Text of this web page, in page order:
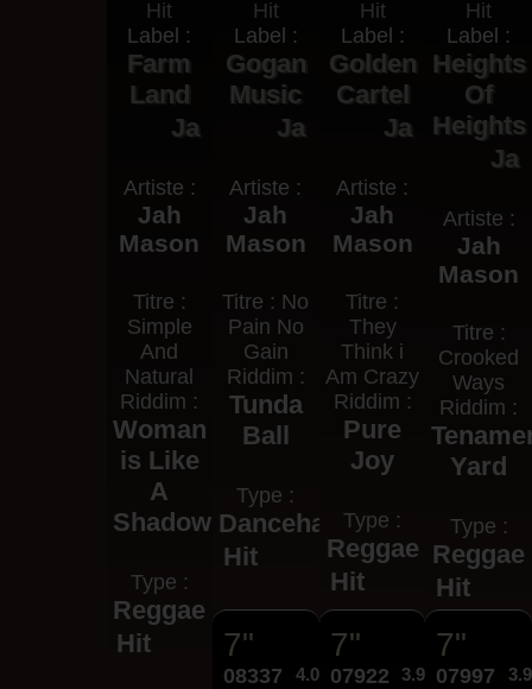
Label :
Farm
Land
Ja
Artiste :
Jah
Mason
Titre :
Simple
And
Natural
Riddim :
Woman
is Like
A
Shadow
Type :
Reggae
Hit
Label :
Gogan
Music
Ja
Artiste :
Jah
Mason
Titre : No
Pain No
Gain
Riddim :
Tunda
Ball
Type :
Dancehall
Hit
Label :
Golden
Cartel
Ja
Artiste :
Jah
Mason
Titre :
They
Think i
Am Crazy
Riddim :
Pure
Joy
Type :
Reggae
Hit
Label :
Heights
Of
Heights
Ja
Artiste :
Jah
Mason
Titre :
Crooked
Ways
Riddim :
Yard
Type :
Reggae
Hit
7"
08337 4.00€
7"
07922 3.95€
7"
07997